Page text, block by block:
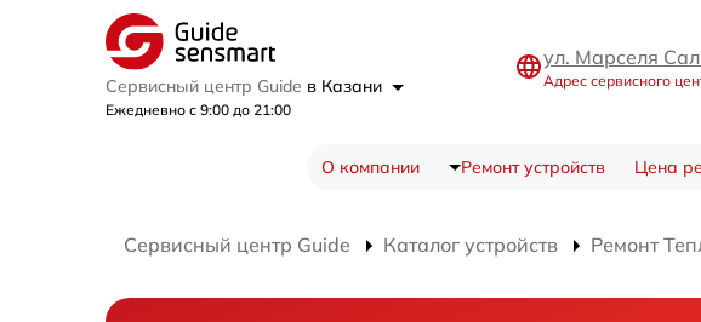
Сервисный центр Guide в Казани
Ежедневно с 9:00 до 21:00
ул. Марселя
Адрес сервисного
О компании Ремонт устройств Цена
Сервисный центр Guide Каталог устройств Ремонт